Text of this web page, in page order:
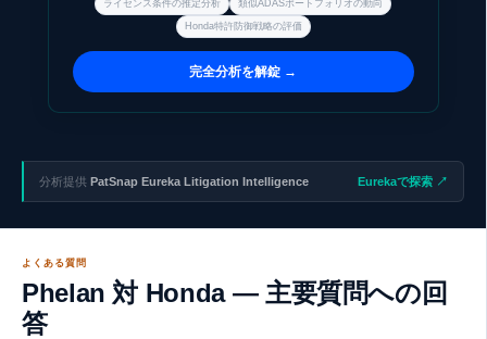
えられる。
ライセンス条件の推定分析 類似ADASポートフォリオの動向
Honda特許防御戦略の評価
完全分析を解錠 →
分析提供 PatSnap Eureka Litigation Intelligence Eurekaで探索 ↗
よくある質問
Phelan 対 Honda — 主要質問への回
答